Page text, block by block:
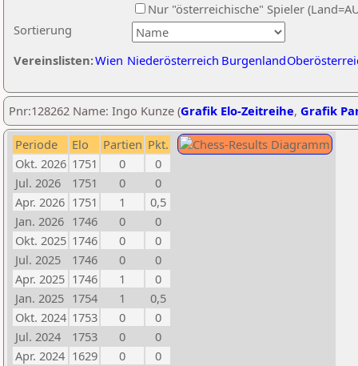
Sortierung
Nur "österreichische" Spieler
Vereinslisten:Wien Niederösterreich Burgenland
Pnr:128262 Name: Ingo Kunze (Grafik Elo-Zeitreihe, Grafik
Periode Elo Partien Pkt.
Okt. 2026 1751 0
0
Jul. 2026
1751 0
0
Apr. 2026 1751 1
0,5
Jan. 2026 1746 0
0
Okt. 2025 1746 0
0
Jul. 2025
1746 0
0
Apr. 2025 1746 1
0
Jan. 2025 1754 1
0,5
Okt. 2024 1753 0
0
Jul. 2024
1753 0
0
Apr. 2024 1629 0
0